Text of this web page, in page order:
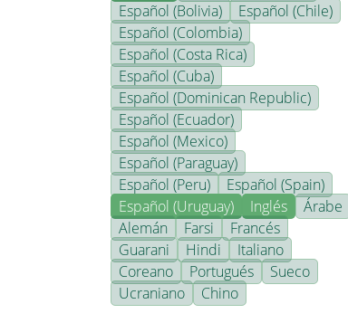
Español (Bolivia)
Español (Chile)
Español (Colombia)
Español (Costa Rica)
Español (Cuba)
Español (Dominican Republic)
Español (Ecuador)
Español (Mexico)
Español (Paraguay)
Español (Peru)
Español (Spain)
Español (Uruguay)
Inglés
Árabe
Alemán
Farsi
Francés
Guarani
Hindi
Italiano
Coreano
Portugués
Sueco
Ucraniano
Chino